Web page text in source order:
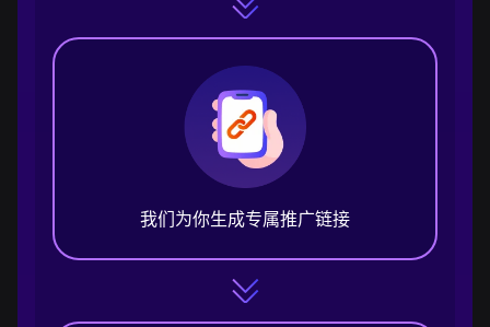
我们为你生成专属推广链接